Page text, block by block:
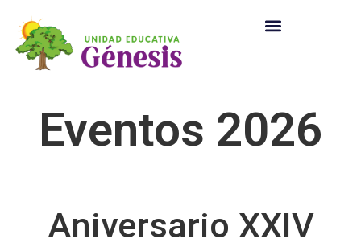
Eventos 2026
Aniversario XXIV